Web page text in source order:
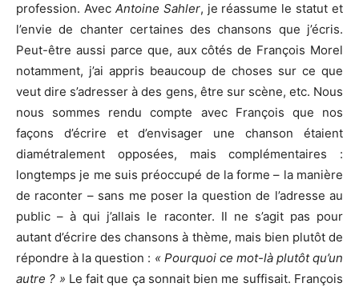
profession. Avec Antoine Sahler, je réassume le statut et
l’envie de chanter certaines des chansons que j’écris.
Peut-être aussi parce que, aux côtés de François Morel
notamment, j’ai appris beaucoup de choses sur ce que
veut dire s’adresser à des gens, être sur scène, etc. Nous
nous sommes rendu compte avec François que nos
façons d’écrire et d’envisager une chanson étaient
diamétralement opposées, mais complémentaires :
longtemps je me suis préoccupé de la forme – la manière
de raconter – sans me poser la question de l’adresse au
public – à qui j’allais le raconter. Il ne s’agit pas pour
autant d’écrire des chansons à thème, mais bien plutôt de
répondre à la question : « Pourquoi ce mot-là plutôt qu’un
autre ? » Le fait que ça sonnait bien me suffisait. François